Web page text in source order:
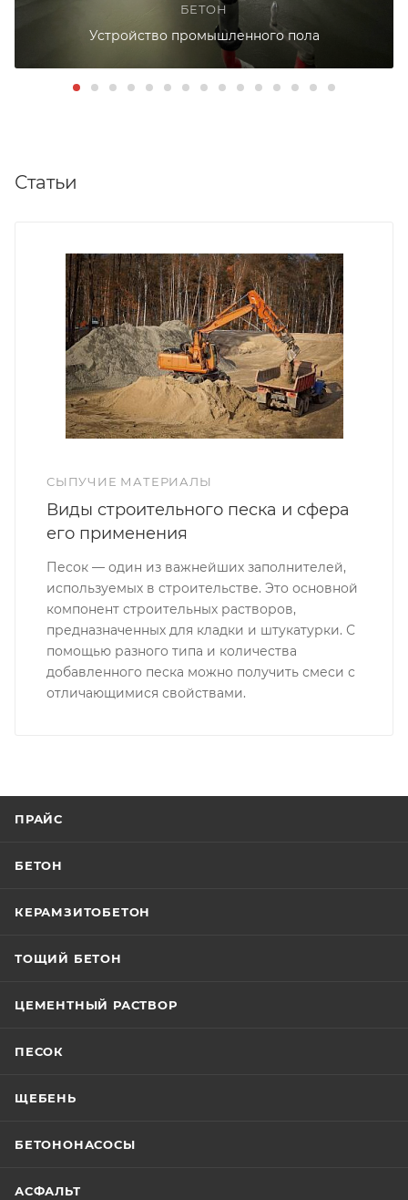
БЕТОН
Устройство промышленного пола
Статьи
СЫПУЧИЕ МАТЕРИАЛЫ
Виды строительного песка и сфера
его применения
Песок — один из важнейших заполнителей,
используемых в строительстве. Это основной
компонент строительных растворов,
предназначенных для кладки и штукатурки. С
помощью разного типа и количества
добавленного песка можно получить смеси с
отличающимися свойствами.
ПРАЙС
БЕТОН
КЕРАМЗИТОБЕТОН
ТОЩИЙ БЕТОН
ЦЕМЕНТНЫЙ РАСТВОР
ПЕСОК
ЩЕБЕНЬ
БЕТОНОНАСОСЫ
АСФАЛЬТ